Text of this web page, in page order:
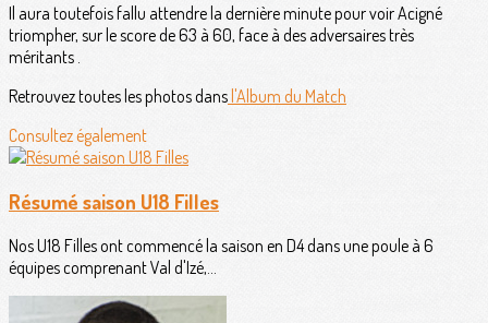
Il aura toutefois fallu attendre la dernière minute pour voir Acigné
triompher, sur le score de 63 à 60, face à des adversaires très
méritants .
Retrouvez toutes les photos dans l'Album du Match
Consultez également
Résumé saison U18 Filles
Nos U18 Filles ont commencé la saison en D4 dans une poule à 6
équipes comprenant Val d'Izé,...